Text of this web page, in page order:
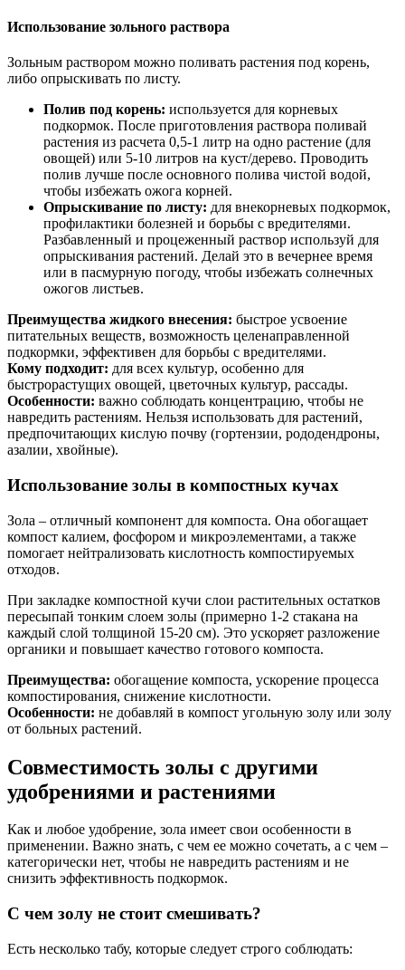
Использование зольного раствора
Зольным раствором можно поливать растения под корень,
либо опрыскивать по листу.
Полив под корень: используется для корневых
подкормок. После приготовления раствора поливай
растения из расчета 0,5-1 литр на одно растение (для
овощей) или 5-10 литров на куст/дерево. Проводить
полив лучше после основного полива чистой водой,
чтобы избежать ожога корней.
Опрыскивание по листу: для внекорневых подкормок,
профилактики болезней и борьбы с вредителями.
Разбавленный и процеженный раствор используй для
опрыскивания растений. Делай это в вечернее время
или в пасмурную погоду, чтобы избежать солнечных
ожогов листьев.
Преимущества жидкого внесения: быстрое усвоение
питательных веществ, возможность целенаправленной
подкормки, эффективен для борьбы с вредителями.
Кому подходит: для всех культур, особенно для
быстрорастущих овощей, цветочных культур, рассады.
Особенности: важно соблюдать концентрацию, чтобы не
навредить растениям. Нельзя использовать для растений,
предпочитающих кислую почву (гортензии, рододендроны,
азалии, хвойные).
Использование золы в компостных кучах
Зола – отличный компонент для компоста. Она обогащает
компост калием, фосфором и микроэлементами, а также
помогает нейтрализовать кислотность компостируемых
отходов.
При закладке компостной кучи слои растительных остатков
пересыпай тонким слоем золы (примерно 1-2 стакана на
каждый слой толщиной 15-20 см). Это ускоряет разложение
органики и повышает качество готового компоста.
Преимущества: обогащение компоста, ускорение процесса
компостирования, снижение кислотности.
Особенности: не добавляй в компост угольную золу или золу
от больных растений.
Совместимость золы с другими
удобрениями и растениями
Как и любое удобрение, зола имеет свои особенности в
применении. Важно знать, с чем ее можно сочетать, а с чем –
категорически нет, чтобы не навредить растениям и не
снизить эффективность подкормок.
С чем золу не стоит смешивать?
Есть несколько табу, которые следует строго соблюдать: